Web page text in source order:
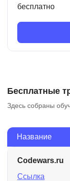
бесплатно
Бесплатные
Здесь собраны
Название
Codewars.ru
Ссылка